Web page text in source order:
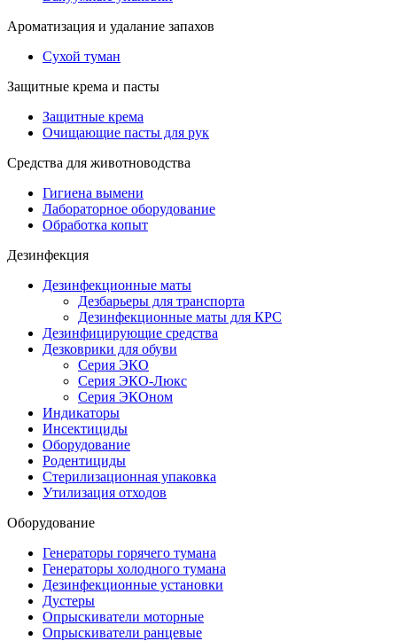
Ароматизация и удалание запахов
Сухой туман
Защитные крема и пасты
Защитные крема
Очищающие пасты для рук
Средства для животноводства
Гигиена вымени
Лабораторное оборудование
Обработка копыт
Дезинфекция
Дезинфекционные маты
Дезбарьеры для транспорта
Дезинфекционные маты для КРС
Дезинфицирующие средства
Дезковрики для обуви
Серия ЭКО
Серия ЭКО-Люкс
Серия ЭКОном
Индикаторы
Инсектициды
Оборудование
Родентициды
Стерилизационная упаковка
Утилизация отходов
Оборудование
Генераторы горячего тумана
Генераторы холодного тумана
Дезинфекционные установки
Дустеры
Опрыскиватели моторные
Опрыскиватели ранцевые